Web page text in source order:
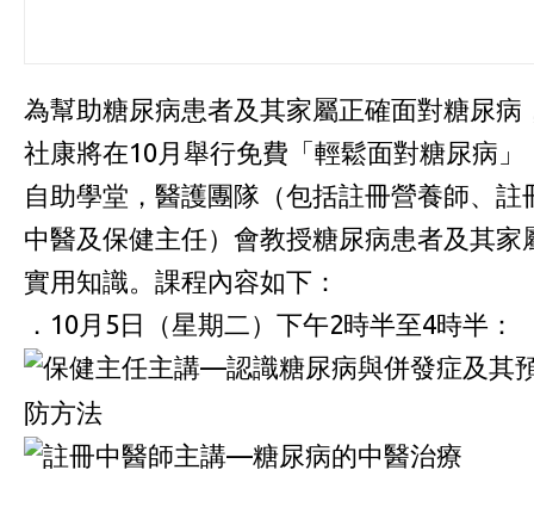
為幫助糖尿病患者及其家屬正確面對糖尿病
社康將在10月舉行免費「輕鬆面對糖尿病」
自助學堂，醫護團隊（包括註冊營養師、註
中醫及保健主任）會教授糖尿病患者及其家
實用知識。課程內容如下：
．10月5日（星期二）下午2時半至4時半：
保健主任主講—認識糖尿病與併發症及其
防方法
註冊中醫師主講—糖尿病的中醫治療